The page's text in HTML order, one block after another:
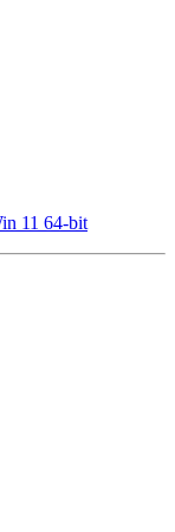
11 64-bit